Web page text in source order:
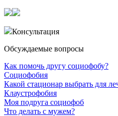
Консультация
Обсуждаемые вопросы
Как помочь другу социофобу?
Социофобия
Какой стационар выбрать для
Клаустрофобия
Моя подруга социофоб
Что делать с мужем?